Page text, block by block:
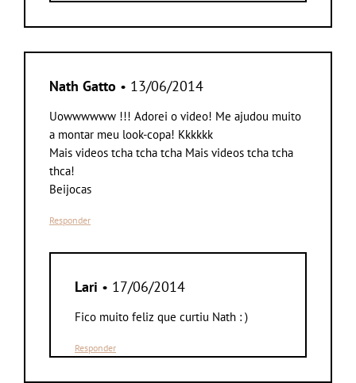
Nath Gatto • 13/06/2014
Uowwwwww !!! Adorei o video! Me ajudou muito
a montar meu look-copa! Kkkkkk
Mais videos tcha tcha tcha Mais videos tcha tcha
thca!
Beijocas
Responder
Lari • 17/06/2014
Fico muito feliz que curtiu Nath : )
Responder